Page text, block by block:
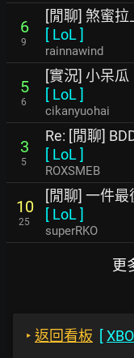
6
9
[閒聊] 煞蜜
[ LoL]
rainnawind
5
6
[實況] 小呆瓜
[ LoL]
cikanyuohai
3
5
Re: [閒聊]
[ LoL]
ROXSMEB
10
25
[閒聊] 一件
[ LoL]
superRKO
更
‣ 返回看板 [